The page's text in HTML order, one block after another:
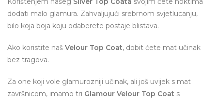
dodati malo glamura. Zahvaljujući srebrnom svjetlucanju,
bilo koja boja koju odaberete postaje blistava.
Ako koristite naš Velour Top Coat, dobit ćete mat učinak
bez tragova.
Za one koji vole glamurozniji učinak, ali još uvijek s mat
završnicom, imamo tri Glamour Velour Top Coat s